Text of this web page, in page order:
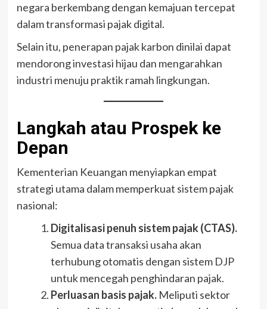
negara berkembang dengan kemajuan tercepat
dalam transformasi pajak digital.
Selain itu, penerapan pajak karbon dinilai dapat
mendorong investasi hijau dan mengarahkan
industri menuju praktik ramah lingkungan.
Langkah atau Prospek ke
Depan
Kementerian Keuangan menyiapkan empat
strategi utama dalam memperkuat sistem pajak
nasional:
Digitalisasi penuh sistem pajak (CTAS).
Semua data transaksi usaha akan
terhubung otomatis dengan sistem DJP
untuk mencegah penghindaran pajak.
Perluasan basis pajak.Meliputi sektor